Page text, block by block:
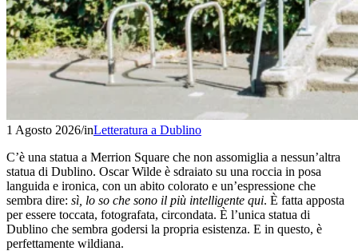
1 Agosto 2026/inLetteratura a Dublino
C’è una statua a Merrion Square che non assomiglia a nessun’altra
statua di Dublino. Oscar Wilde è sdraiato su una roccia in posa
languida e ironica, con un abito colorato e un’espressione che
sembra dire: sì, lo so che sono il più intelligente qui. È fatta apposta
per essere toccata, fotografata, circondata. È l’unica statua di
Dublino che sembra godersi la propria esistenza. E in questo, è
perfettamente wildiana.